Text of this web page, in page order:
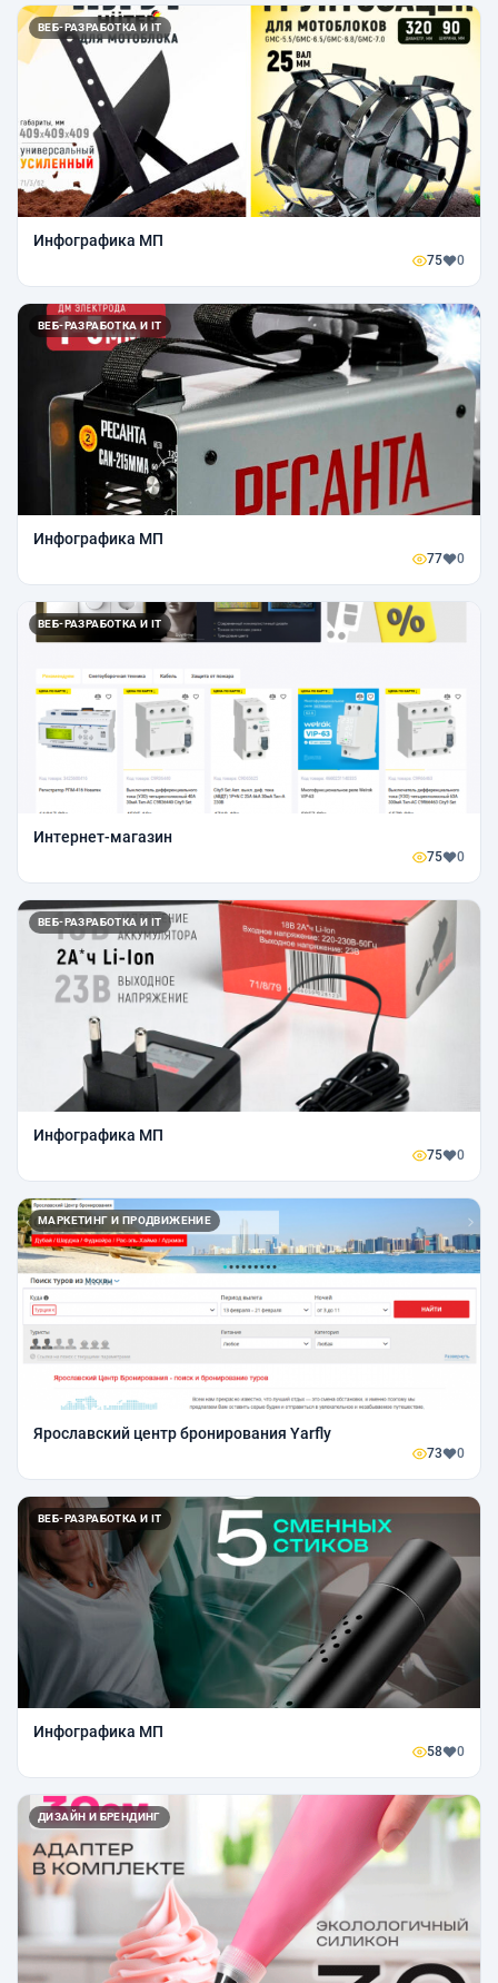
ВЕБ-РАЗРАБОТКА И IT
Инфографика МП
75 0
ВЕБ-РАЗРАБОТКА И IT
Инфографика МП
77 0
ВЕБ-РАЗРАБОТКА И IT
Интернет-магазин
75 0
ВЕБ-РАЗРАБОТКА И IT
Инфографика МП
75 0
МАРКЕТИНГ И ПРОДВИЖЕНИЕ
Ярославский центр бронирования Yarfly
73 0
ВЕБ-РАЗРАБОТКА И IT
Инфографика МП
58 0
ДИЗАЙН И БРЕНДИНГ